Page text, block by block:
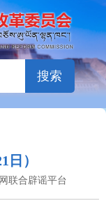
搜索
日）
联合辟谣平台